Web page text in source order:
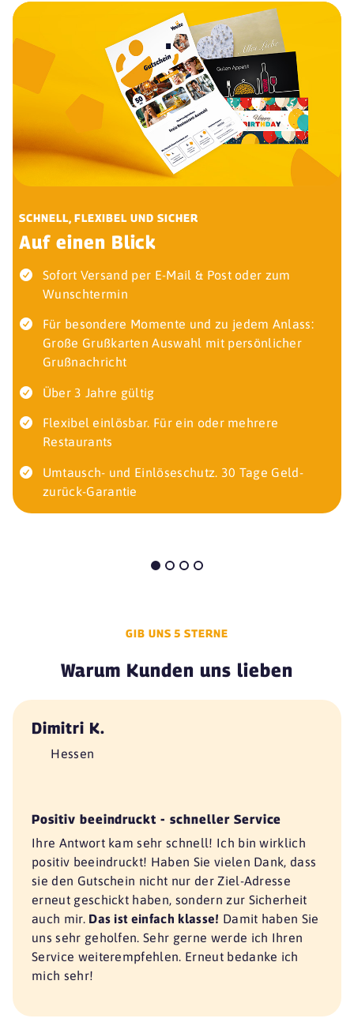
SCHNELL, FLEXIBEL UND SICHER
Auf einen Blick
Sofort Versand per E-Mail & Post oder zum
Wunschtermin
Für besondere Momente und zu jedem Anlass:
Große Grußkarten Auswahl mit persönlicher
Grußnachricht
Über 3 Jahre gültig
Flexibel einlösbar. Für ein oder mehrere
Restaurants
Umtausch- und Einlöseschutz. 30 Tage Geld-
zurück-Garantie
GIB UNS 5 STERNE
Warum Kunden uns lieben
Dimitri K.
Hessen
Positiv beeindruckt - schneller Service
Ihre Antwort kam sehr schnell! Ich bin wirklich
positiv beeindruckt! Haben Sie vielen Dank, dass
sie den Gutschein nicht nur der Ziel-Adresse
erneut geschickt haben, sondern zur Sicherheit
auch mir. Das ist einfach klasse! Damit haben Sie
uns sehr geholfen. Sehr gerne werde ich Ihren
Service weiterempfehlen. Erneut bedanke ich
mich sehr!